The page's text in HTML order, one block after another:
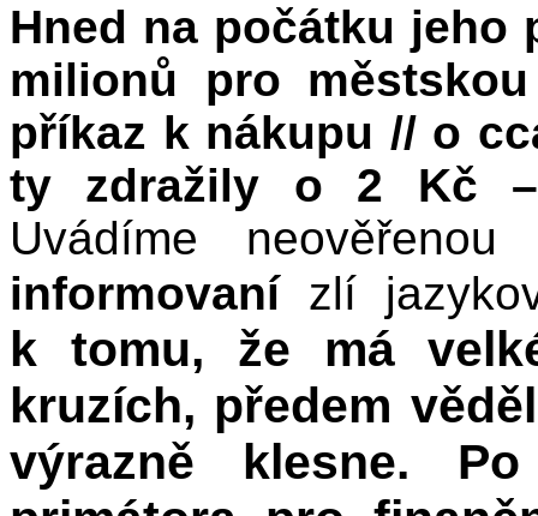
Hned na počátku jeho
milionů pro
příkaz k nákupu // o
ty zdražily o 2 Kč
Uvádíme
informovaní zlí
k tomu, že má
kruzích, předem
výrazně klesne.